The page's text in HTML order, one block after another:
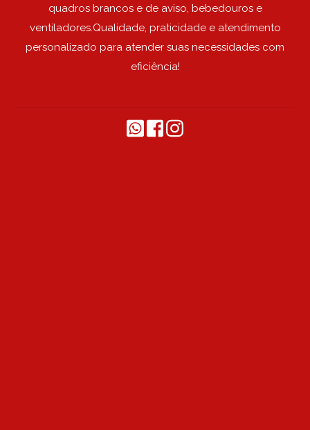
quadros brancos e de aviso, bebedouros e
ventiladores.Qualidade, praticidade e atendimento
personalizado para atender suas necessidades com
eficiência!